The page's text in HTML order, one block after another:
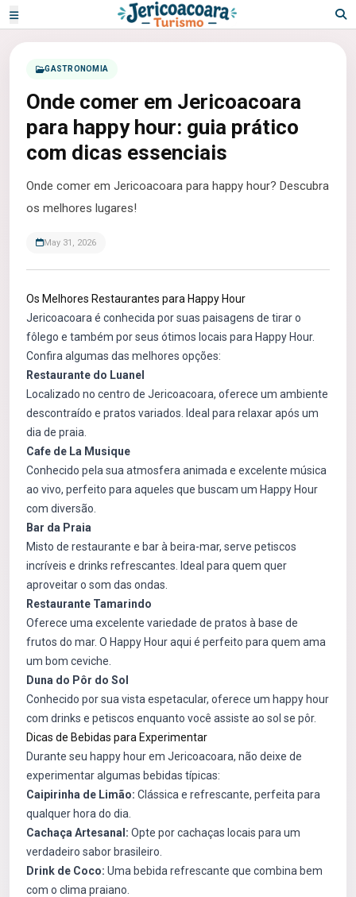
GASTRONOMIA
Onde comer em Jericoacoara
para happy hour: guia prático
com dicas essenciais
Onde comer em Jericoacoara para happy hour? Descubra
os melhores lugares!
May 31, 2026
Os Melhores Restaurantes para Happy Hour
Jericoacoara é conhecida por suas paisagens de tirar o
fôlego e também por seus ótimos locais para Happy Hour.
Confira algumas das melhores opções:
Restaurante do Luanel
Localizado no centro de Jericoacoara, oferece um ambiente
descontraído e pratos variados. Ideal para relaxar após um
dia de praia.
Cafe de La Musique
Conhecido pela sua atmosfera animada e excelente música
ao vivo, perfeito para aqueles que buscam um Happy Hour
com diversão.
Bar da Praia
Misto de restaurante e bar à beira-mar, serve petiscos
incríveis e drinks refrescantes. Ideal para quem quer
aproveitar o som das ondas.
Restaurante Tamarindo
Oferece uma excelente variedade de pratos à base de
frutos do mar. O Happy Hour aqui é perfeito para quem ama
um bom ceviche.
Duna do Pôr do Sol
Conhecido por sua vista espetacular, oferece um happy hour
com drinks e petiscos enquanto você assiste ao sol se pôr.
Dicas de Bebidas para Experimentar
Durante seu happy hour em Jericoacoara, não deixe de
experimentar algumas bebidas típicas:
Caipirinha de Limão: Clássica e refrescante, perfeita para
qualquer hora do dia.
Cachaça Artesanal: Opte por cachaças locais para um
verdadeiro sabor brasileiro.
Drink de Coco: Uma bebida refrescante que combina bem
com o clima praiano.